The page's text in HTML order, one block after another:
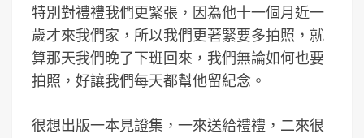
特別對禮禮我們更緊張，因為他十一個月近一
歲才來我們家，所以我們更著緊要多拍照，就
算那天我們晚了下班回來，我們無論如何也要
拍照，好讓我們每天都幫他留紀念。
很想出版一本見證集，一來送給禮禮，二來很